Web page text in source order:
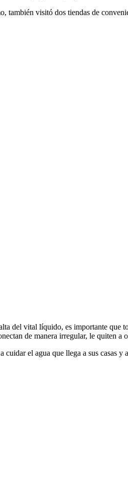
visitó dos tiendas de
del vital líquido, es importante
de manera irregular, le quiten
el agua que llega a sus casas